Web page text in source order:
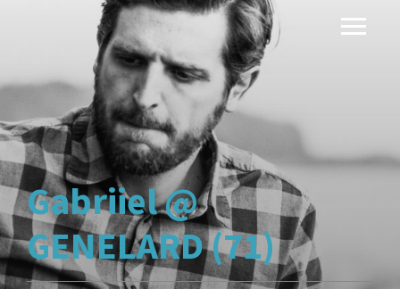
Gabriiel @
GENELARD (71)